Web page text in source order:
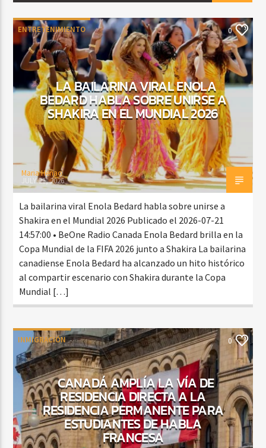
TITLE
ARTIST
CURRENT SHOW
SALSA MATUTINA
6:00 AM 9:00 AM
ENTRETENIMIENTO 0
LA BAILARINA VIRAL ENOLA
BEDARD HABLA SOBRE UNIRSE A
SHAKIRA EN EL MUNDIAL 2026
Maria Henao
JULY 21, 2026
La bailarina viral Enola Bedard habla sobre unirse a
Shakira en el Mundial 2026 Publicado el 2026-07-21
14:57:00 • BeOne Radio Canada Enola Bedard brilla en la
Copa Mundial de la FIFA 2026 junto a Shakira La bailarina
canadiense Enola Bedard ha alcanzado un hito histórico
al compartir escenario con Shakira durante la Copa
Mundial […]
INMIGRACIÓN 0
CANADÁ AMPLÍA LA VÍA DE
RESIDENCIA DIRECTA A LA
RESIDENCIA PERMANENTE PARA
ESTUDIANTES DE HABLA
FRANCESA